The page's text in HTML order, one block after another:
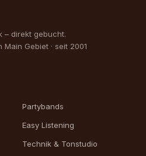
– direkt gebucht.
Main Gebiet · seit 2001
Partybands
Easy Listening
Technik & Tonstudio